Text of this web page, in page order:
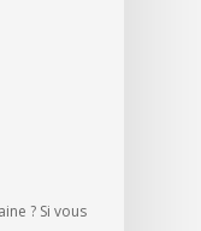
? Si vous